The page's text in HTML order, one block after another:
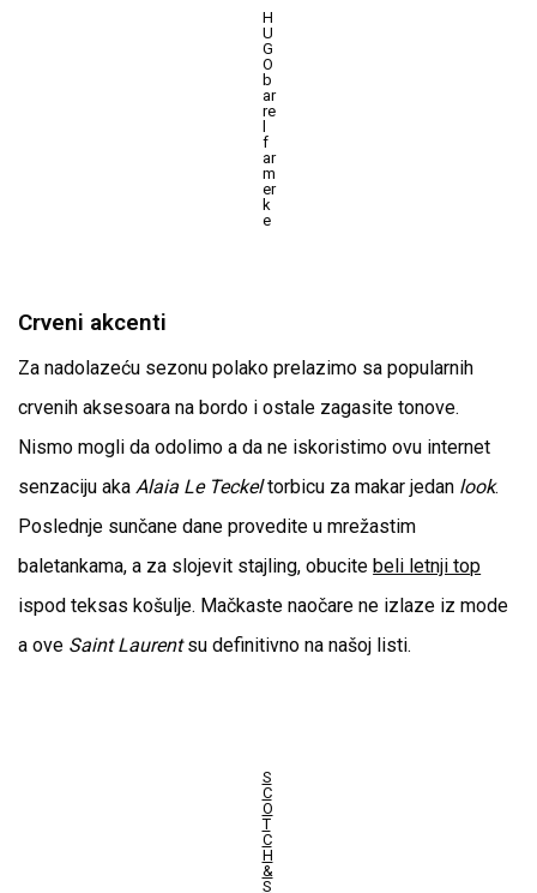
H
U
G
O
b
ar
re
f
ar
m
er
k
e
Crveni akcenti
Za nadolazeću sezonu polako prelazimo sa popularnih
crvenih aksesoara na bordo i ostale zagasite tonove.
Nismo mogli da odolimo a da ne iskoristimo ovu internet
senzaciju akaAlaia Le Teckeltorbicu za makar jedan look.
Poslednje sunčane dane provedite u mrežastim
baletankama, a za slojevit stajling, obucitebeli letnji top
ispod teksas košulje. Mačkaste naočare ne izlaze iz mode
a ove Saint Laurentsu definitivno na našoj listi.
S
C
O
T
C
H
&
S